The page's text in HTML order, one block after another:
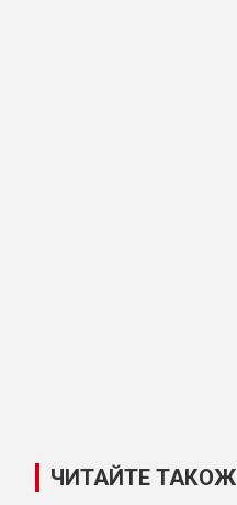
ЧИТАЙТЕ ТАКОЖ